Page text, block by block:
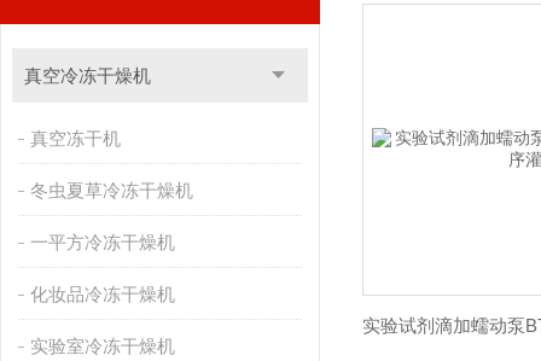
真空冷冻干燥机
真空冻干机
冬虫夏草冷冻干燥机
一平方冷冻干燥机
化妆品冷冻干燥机
实验室冷冻干燥机